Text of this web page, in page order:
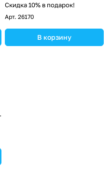
Скидка 10% в подарок!
Арт. 26170
В корзину